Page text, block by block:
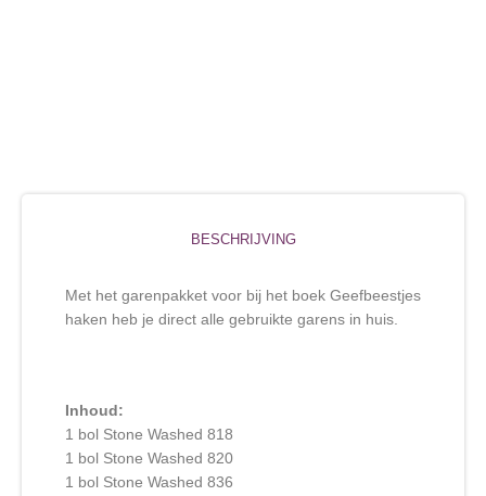
BESCHRIJVING
Met het garenpakket voor bij het boek Geefbeestjes
haken heb je direct alle gebruikte garens in huis.
Inhoud:
1 bol Stone Washed 818
1 bol Stone Washed 820
1 bol Stone Washed 836